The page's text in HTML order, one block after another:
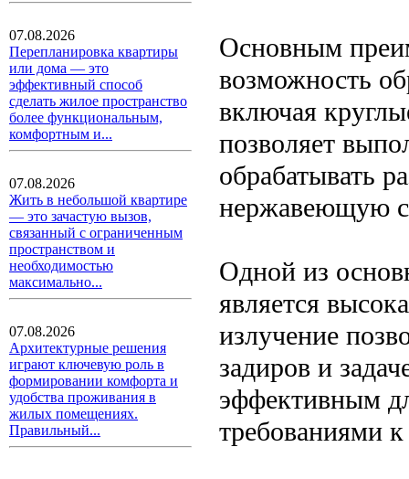
07.08.2026
Перепланировка квартиры
или дома — это
эффективный способ
сделать жилое пространство
более функциональным,
комфортным и...
07.08.2026
Жить в небольшой квартире
— это зачастую вызов,
связанный с ограниченным
пространством и
необходимостью
максимально...
07.08.2026
Архитектурные решения
играют ключевую роль в
формировании комфорта и
удобства проживания в
жилых помещениях.
Правильный...
Основным
возможность
включая
позволяет
обрабатывать
нержавеющую
Одной из
является
излучение
задиров и
эффективным
требованиями к